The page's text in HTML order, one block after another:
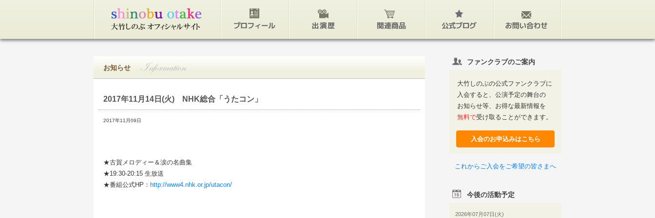
お知らせ
2017年11月14日(火) NHK総合「うたコン」
2017年11月09日
★古賀メロディー＆涙の名曲集
★19:30-20:15 生放送
★番組公式HP： http://www4.nhk.or.jp/utacon/
ファンクラブのご案内
大竹しのぶの公式ファンクラブに
入会すると、公演予定の舞台の
お知らせ等、お得な最新情報を
無料で受け取ることができます。
入会のお申込みはこちら
これからご入会をご希望の皆さまへ
今後の活動予定
2026年07月07日(火)